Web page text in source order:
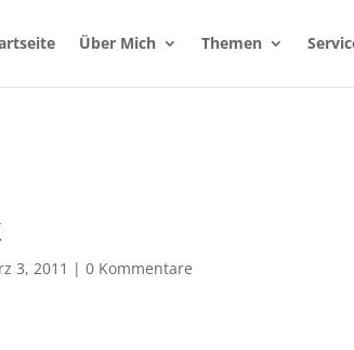
Über Mich Themen
3, 2011 | 0 Kommentare